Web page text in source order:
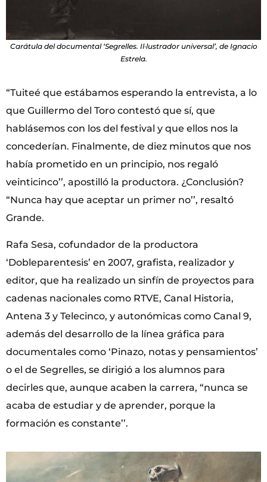
Carátula del documental ‘Segrelles. Il·lustrador universal’, de Ignacio
Estrela.
“Tuiteé que estábamos esperando la entrevista, a lo
que Guillermo del Toro contestó que sí, que
hablásemos con los del festival y que ellos nos la
concederían. Finalmente, de diez minutos que nos
había prometido en un principio, nos regaló
veinticinco’’, apostilló la productora. ¿Conclusión?
“Nunca hay que aceptar un primer no’’, resaltó
Grande.
Rafa Sesa, cofundador de la productora
‘Dobleparentesis’ en 2007, grafista, realizador y
editor, que ha realizado un sinfín de proyectos para
cadenas nacionales como RTVE, Canal Historia,
Antena 3 y Telecinco, y autonómicas como Canal 9,
además del desarrollo de la línea gráfica para
documentales como ‘Pinazo, notas y pensamientos’
o el de Segrelles, se dirigió a los alumnos para
decirles que, aunque acaben la carrera, “nunca se
acaba de estudiar y de aprender, porque la
formación es constante’’.